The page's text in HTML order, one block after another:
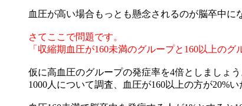
血圧が高い場合もっとも懸念されるのが脳卒中に
さてここで問題です。
「収縮期血圧が160未満のグループと160以上の
仮に高血圧のグループの発症率を4倍としましょう
1000人について調査、血圧が160以上の方が20%い